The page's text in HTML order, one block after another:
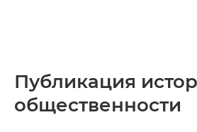
Публикация
общественности